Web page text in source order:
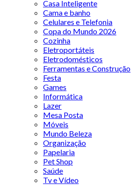
Casa Inteligente
Cama e banho
Celulares e Telefonia
Copa do Mundo 2026
Cozinha
Eletroportáteis
Eletrodomésticos
Ferramentas e Construção
Festa
Games
Informática
Lazer
Mesa Posta
Móveis
Mundo Beleza
Organização
Papelaria
Pet Shop
Saúde
Tv e Vídeo